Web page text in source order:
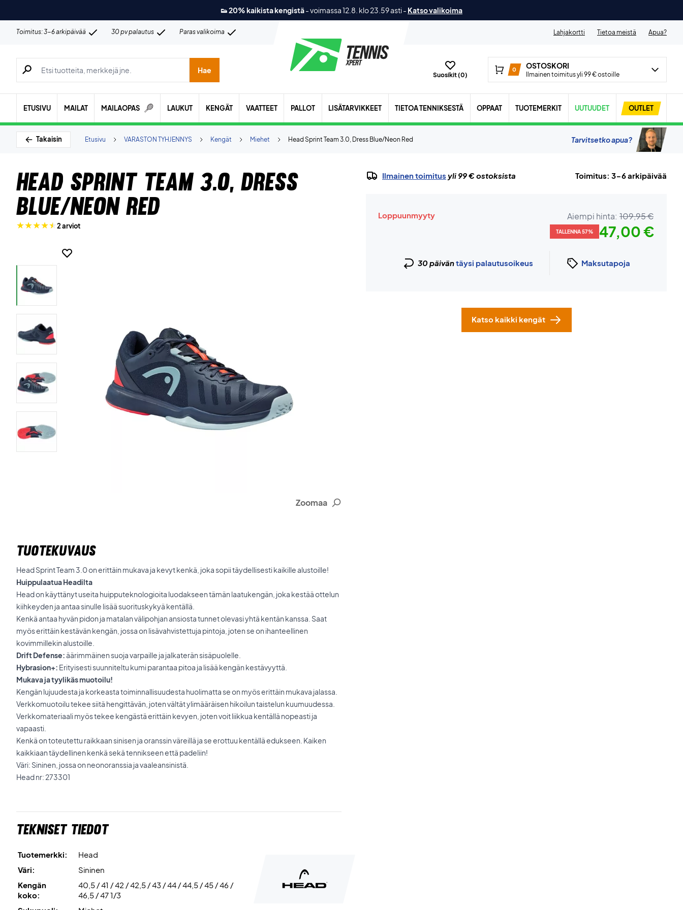
👟 20% kaikista kengistä-voimassa 12.8. klo 23.59 asti- Katso valikoima
Toimitus: 3-6 arkipäivää 30 pv palautus Paras valikoima Lahjakortti Tietoa meistä Apua?
Hae tuotteita, merkkejä jne.
Hae
Suosikit (0)
0 OSTOSKORI
Ilmainen toimitus yli 99 € ostoille
ETUSIVU MAILAT MAILAOPAS LAUKUT KENGÄT VAATTEET PALLOT LISÄTARVIKKEET TIETOA TENNIKSESTÄ OPPAAT TUOTEMERKIT UUTUUDET OUTLET
Takaisin Head Sprint Team 3.0, Dress Blue/Neon Red
Miehet
Kengät
VARASTON TYHJENNYS
Etusivu Tarvitsetko apua?
Head Sprint Team 3.0, Dress
Blue/Neon Red
2 arviot
Zoomaa
TUOTEKUVAUS
Head Sprint Team 3.0 on erittäin mukava ja kevyt kenkä, joka sopii täydellisesti kaikille alustoille!
Huippulaatua Headilta
Head on käyttänyt useita huipputeknologioita luodakseen tämän laatukengän, joka kestää ottelun
kiihkeyden ja antaa sinulle lisää suorituskykyä kentällä.
Kenkä antaa hyvän pidon ja matalan välipohjan ansiosta tunnet olevasi yhtä kentän kanssa. Saat
myös erittäin kestävän kengän, jossa on lisävahvistettuja pintoja, joten se on ihanteellinen
kovimmillekin alustoille.
Drift Defense:äärimmäinen suoja varpaille ja jalkaterän sisäpuolelle.
Hybrasion+: Erityisesti suunniteltu kumi parantaa pitoa ja lisää kengän kestävyyttä.
Mukava ja tyylikäs muotoilu!
Kengän lujuudesta ja korkeasta toiminnallisuudesta huolimatta se on myös erittäin mukava jalassa.
Verkkomuotoilu tekee siitä hengittävän, joten vältät ylimääräisen hikoilun taistelun kuumuudessa.
Verkkomateriaali myös tekee kengästä erittäin kevyen, joten voit liikkua kentällä nopeasti ja
vapaasti.
Kenkä on toteutettu raikkaan sinisen ja oranssin väreillä ja se erottuu kentällä edukseen. Kaiken
kaikkiaan täydellinen kenkä sekä tennikseen että padeliin!
Väri: Sininen, jossa on neonoranssia ja vaaleansinistä.
Head nr: 273301
Tekniset tiedot
Tuotemerkki:
Head
Väri:
Sininen
Kengän
koko:
40,5 / 41 / 42 / 42,5 / 43 / 44 / 44,5 / 45 / 46 /
46,5 / 47 1/3
Ilmainen toimitus yli 99 € ostoksista Toimitus: 3-6 arkipäivää
Loppuunmyyty Aiempi hinta: 109,95 €
TALLENNA 57% 47,00 €
30 päiväntäysi palautusoikeus Maksutapoja
Katso kaikki kengät